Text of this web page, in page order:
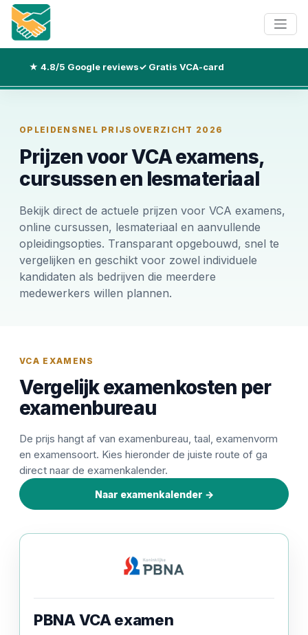
★ 4.8/5 Google reviews✓ Gratis VCA-card
OPLEIDENSNEL PRIJSOVERZICHT 2026
Prijzen voor VCA examens,
cursussen en lesmateriaal
Bekijk direct de actuele prijzen voor VCA examens,
online cursussen, lesmateriaal en aanvullende
opleidingsopties. Transparant opgebouwd, snel te
vergelijken en geschikt voor zowel individuele
kandidaten als bedrijven die meerdere
medewerkers willen plannen.
VCA EXAMENS
Vergelijk examenkosten per
examenbureau
De prijs hangt af van examenbureau, taal, examenvorm
en examensoort. Kies hieronder de juiste route of ga
direct naar de examenkalender.
Naar examenkalender →
PBNA VCA examen